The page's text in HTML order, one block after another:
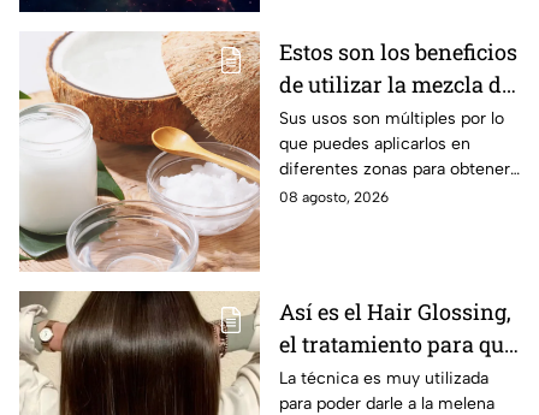
Estos son los beneficios
de utilizar la mezcla de
aceite de coco y
bicarbonato
Sus usos son múltiples por lo
que puedes aplicarlos en
diferentes zonas para obtener
beneficios.
08 agosto, 2026
Así es el Hair Glossing,
el tratamiento para que
tu cabello refleje la luz
La técnica es muy utilizada
para poder darle a la melena